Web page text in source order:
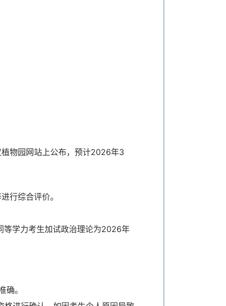
物园网站上公布，预计2026年3
行综合评价。
学力考生加试政治理论为2026年
。